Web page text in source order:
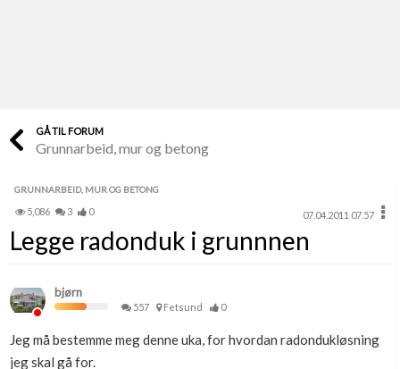
Finn håndverkere
Papirer som mangler
Skaff dokumentasjon som mangler
Kundeservice
Få svar på det du lurer på
Kom i gang med Boligmappa
GÅ TIL FORUM
Grunnarbeid, mur og betong
GRUNNARBEID, MUR OG BETONG
5,086 3 0 07.04.2011 07.57
Legge radonduk i grunnnen
bjørn
557 Fetsund 0
Jeg må bestemme meg denne uka, for hvordan radondukløsning
jeg skal gå for.